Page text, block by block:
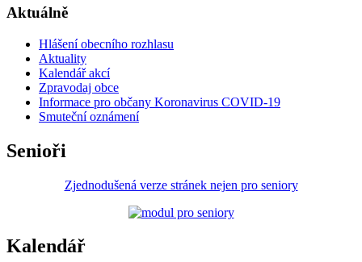
Aktuálně
Hlášení obecního rozhlasu
Aktuality
Kalendář akcí
Zpravodaj obce
Informace pro občany Koronavirus COVID-19
Smuteční oznámení
Senioři
Zjednodušená verze stránek nejen pro seniory
Kalendář